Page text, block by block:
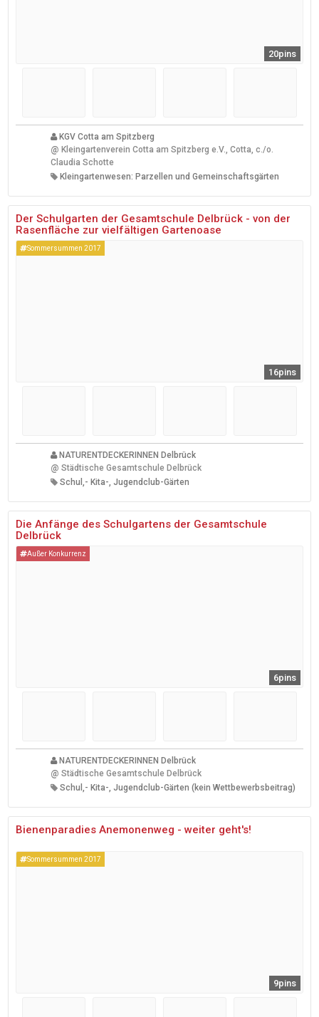
20pins
KGV Cotta am Spitzberg
@ Kleingartenverein Cotta am Spitzberg e.V., Cotta, c./o.
Claudia Schotte
Kleingartenwesen: Parzellen und Gemeinschaftsgärten
Der Schulgarten der Gesamtschule Delbrück - von der
Rasenfläche zur vielfältigen Gartenoase
Sommersummen 2017
16pins
NATURENTDECKERINNEN Delbrück
@ Städtische Gesamtschule Delbrück
Schul,- Kita-, Jugendclub-Gärten
Die Anfänge des Schulgartens der Gesamtschule
Delbrück
Außer Konkurrenz
6pins
NATURENTDECKERINNEN Delbrück
@ Städtische Gesamtschule Delbrück
Schul,- Kita-, Jugendclub-Gärten (kein Wettbewerbsbeitrag)
Bienenparadies Anemonenweg - weiter geht's!
Sommersummen 2017
9pins